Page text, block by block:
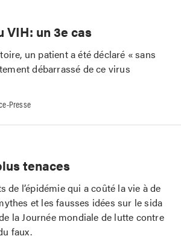
VIH: un 3e cas
un patient a été déclaré « sans
débarrassé de ce virus
Presse
tenaces
de l’épidémie qui a coûté la vie à de
et les fausses idées sur le sida
la Journée mondiale de lutte contre
faux.